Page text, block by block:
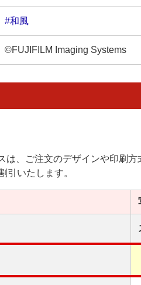
#和風
©FUJIFILM Imaging Systems
は、ご注文のデザインや印刷
引いたします。